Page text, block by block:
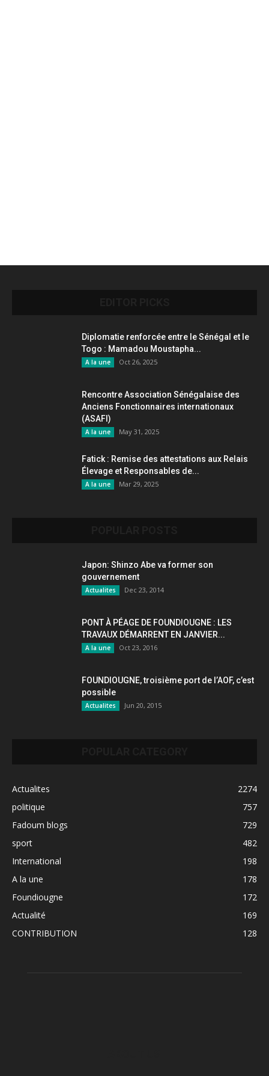
Diplomatie renforcée entre le Sénégal et le
Togo : Mamadou Moustapha...
A la une Oct 26, 2025
Rencontre Association Sénégalaise des
Anciens Fonctionnaires internationaux
(ASAFI)
A la une May 31, 2025
Fatick : Remise des attestations aux Relais
Élevage et Responsables de...
A la une Mar 29, 2025
Japon: Shinzo Abe va former son
gouvernement
Actualites Dec 23, 2014
PONT À PÉAGE DE FOUNDIOUGNE : LES
TRAVAUX DÉMARRENT EN JANVIER...
A la une Oct 23, 2016
FOUNDIOUGNE, troisième port de l’AOF, c’est
possible
Actualites Jun 20, 2015
Actualites
2274
politique
757
Fadoum blogs
729
sport
482
International
198
A la une
178
Foundiougne
172
Actualité
169
CONTRIBUTION
128